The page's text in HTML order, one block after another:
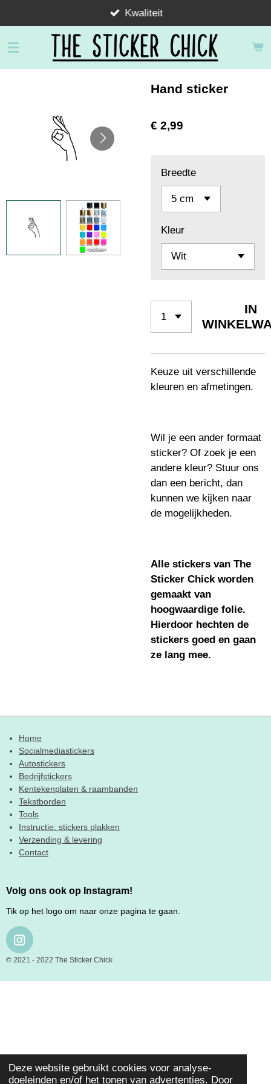
Deze website gebruikt cookies voor analyse-
doeleinden en/of het tonen van advertenties. Door
direct
naar
Kwaliteit
Hand sticker
€ 2,99
Breedte
Kleur
IN
Keuze uit verschillende
kleuren en afmetingen.
Wil je een ander formaat
sticker? Of zoek je een
andere kleur? Stuur ons
dan een bericht, dan
kunnen we kijken naar
de mogelijkheden.
Alle stickers van The
Sticker Chick worden
gemaakt van
hoogwaardige folie.
Hierdoor hechten de
stickers goed en gaan
ze lang mee.
Home
Socialmediastickers
Autostickers
Bedrijfstickers
Kentekenplaten & raambanden
Tekstborden
Tools
Instructie: stickers plakken
Verzending & levering
Contact
Volg ons ook op Instagram!
Tik op het logo om naar onze pagina te gaan.
I
N
T
© 2021 - 2022 The Sticker Chick